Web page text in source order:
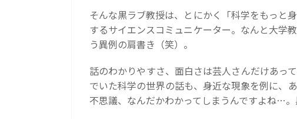
そんな黒ラブ教授は、とにかく「科学をもっと
するサイエンスコミュニケーター。なんと大学
う異例の肩書き（笑）。
話のわかりやすさ、面白さは芸人さんだけあっ
でいた科学の世界の話も、身近な現象を例に、
不思議、なんだかわかってしまうんですよね…